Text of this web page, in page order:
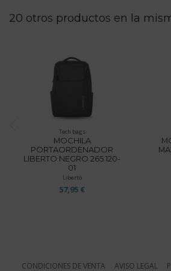
20 otros productos en la
Tech bags
MOCHILA
PORTAORDENADOR
LIBERTO NEGRO 265.120-
01
Liberto
57,95 €
CONDICIONES DE VENTA AVISO LEGAL